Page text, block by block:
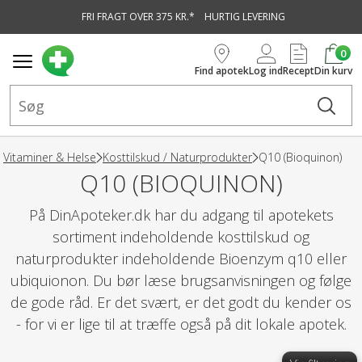
FRI FRAGT OVER 375 KR.* HURTIG LEVERING
Find apotekLog indRecept
0
Din kurv
Vitaminer & Helse Kosttilskud / Naturprodukter Q10 (Bioquinon)
Q10 (BIOQUINON)
På DinApoteker.dk har du adgang til apotekets
sortiment indeholdende kosttilskud og
naturprodukter indeholdende Bioenzym q10 eller
ubiquionon. Du bør læse brugsanvisningen og følge
de gode råd. Er det svært, er det godt du kender os
- for vi er lige til at træffe også på dit lokale apotek.